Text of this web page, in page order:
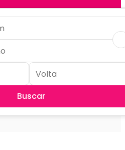
Buscar